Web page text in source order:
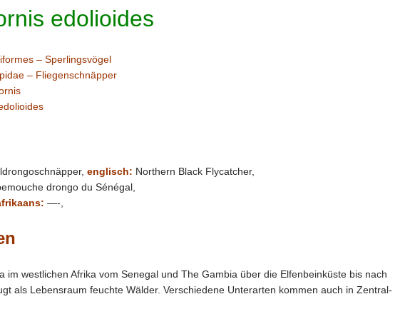
edolioides
– Sperlingsvögel
– Fliegenschnäpper
englisch: Northern Black Flycatcher,
drongo du Sénégal,
—-,
im westlichen Afrika vom Senegal und The Gambia über die Elfenbeinküste bis nach
als Lebensraum feuchte Wälder. Verschiedene Unterarten kommen auch in Zentral-